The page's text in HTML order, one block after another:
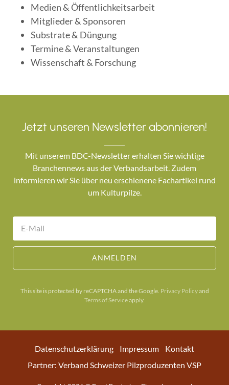
Medien & Öffentlichkeitsarbeit
Mitglieder & Sponsoren
Substrate & Düngung
Termine & Veranstaltungen
Wissenschaft & Forschung
Jetzt unseren Newsletter abonnieren!
Mit unserem BDC-Newsletter erhalten Sie wichtige
Branchennews aus der Verbandsarbeit. Zudem
informieren wir Sie über neu erschienene Fachartikel rund
um Kulturpilze.
ANMELDEN
This site is protected by reCAPTCHA and the Google. Privacy Policyand
Terms of Serviceapply.
Datenschutzerklärung Impressum
Kontakt
Partner: Verband Schweizer Pilzproduzenten VSP